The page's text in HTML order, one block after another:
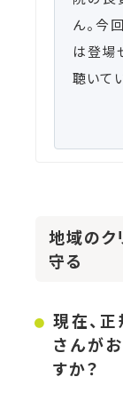
ん。今
は登場
聴いて
地域のク
守る
現在、
さんが
すか？